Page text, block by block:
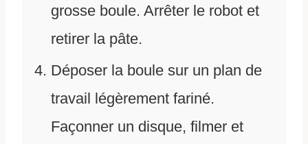
grosse boule. Arrêter le robot et
retirer la pâte.
Déposer la boule sur un plan de
travail légèrement fariné.
Façonner un disque, filmer et